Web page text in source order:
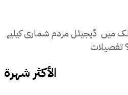
میں ڈیجیٹل مردم شماری کیلیے
الأكثر شهرة